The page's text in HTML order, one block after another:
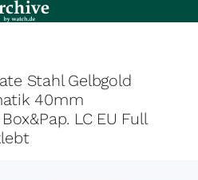
Stahl Gelbgold
40mm
LC EU Full